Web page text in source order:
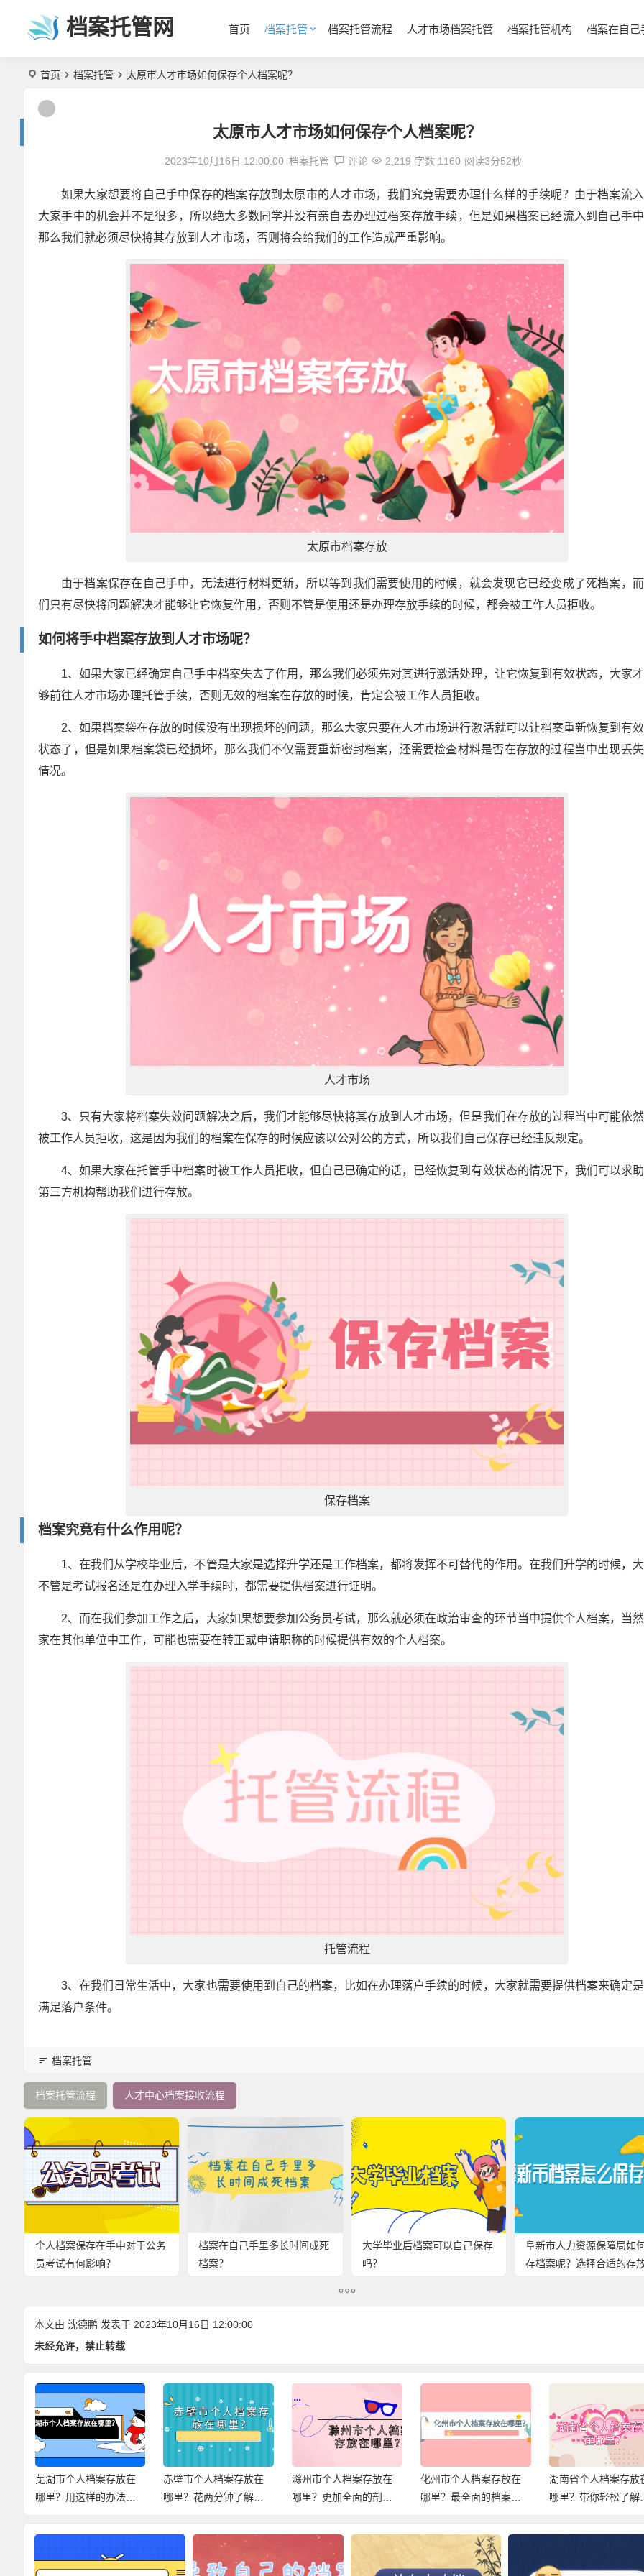
档案托管网 首页 档案托管 档案托管流程 人才市场档案托管 档案托管机构 档案在自己
首页 档案托管 太原市人才市场如何保存个人档案呢？
太原市人才市场如何保存个人档案呢？
2023年10月16日 12:00:00 档案托管 评论 2,219 字数 1160 阅读3分52秒
如果大家想要将自己手中保存的档案存放到太原市的人才市场，我们究竟需要办理什么样的手续呢？由于档案流
大家手中的机会并不是很多，所以绝大多数同学并没有亲自去办理过档案存放手续，但是如果档案已经流入到自己手
那么我们就必须尽快将其存放到人才市场，否则将会给我们的工作造成严重影响。
太原市档案存放
由于档案保存在自己手中，无法进行材料更新，所以等到我们需要使用的时候，就会发现它已经变成了死档案，
们只有尽快将问题解决才能够让它恢复作用，否则不管是使用还是办理存放手续的时候，都会被工作人员拒收。
如何将手中档案存放到人才市场呢？
1、如果大家已经确定自己手中档案失去了作用，那么我们必须先对其进行激活处理，让它恢复到有效状态，大家
够前往人才市场办理托管手续，否则无效的档案在存放的时候，肯定会被工作人员拒收。
2、如果档案袋在存放的时候没有出现损坏的问题，那么大家只要在人才市场进行激活就可以让档案重新恢复到有
状态了，但是如果档案袋已经损坏，那么我们不仅需要重新密封档案，还需要检查材料是否在存放的过程当中出现丢
情况。
人才市场
3、只有大家将档案失效问题解决之后，我们才能够尽快将其存放到人才市场，但是我们在存放的过程当中可能依
被工作人员拒收，这是因为我们的档案在保存的时候应该以公对公的方式，所以我们自己保存已经违反规定。
4、如果大家在托管手中档案时被工作人员拒收，但自己已确定的话，已经恢复到有效状态的情况下，我们可以求
第三方机构帮助我们进行存放。
保存档案
档案究竟有什么作用呢？
1、在我们从学校毕业后，不管是大家是选择升学还是工作档案，都将发挥不可替代的作用。在我们升学的时候，
不管是考试报名还是在办理入学手续时，都需要提供档案进行证明。
2、而在我们参加工作之后，大家如果想要参加公务员考试，那么就必须在政治审查的环节当中提供个人档案，当
家在其他单位中工作，可能也需要在转正或申请职称的时候提供有效的个人档案。
托管流程
3、在我们日常生活中，大家也需要使用到自己的档案，比如在办理落户手续的时候，大家就需要提供档案来确定
满足落户条件。
档案托管
档案托管流程 人才中心档案接收流程
个人档案保存在手中对于公务
员考试有何影响？
档案在自己手里多长时间成死
档案？
大学毕业后档案可以自己保存
吗？
阜新市人力资源保障局如
存档案呢？选择合适的存
本文由 沈德鹏 发表于 2023年10月16日 12:00:00
未经允许，禁止转载
芜湖市个人档案存放在
哪里？用这样的办法，
赤壁市个人档案存放在
哪里？花两分钟了解档
滁州市个人档案存放在
哪里？更加全面的剖析
化州市个人档案存放在
哪里？最全面的档案存
湖南省个人档案存放
哪里？带你轻松了解
难题！